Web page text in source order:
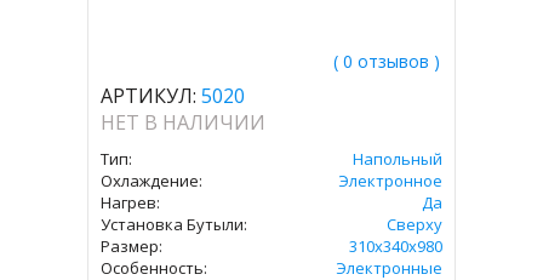
( 0 отзывов )
АРТИКУЛ: 5020
НЕТ В НАЛИЧИИ
Тип:
Напольный
Охлаждение:
Электронное
Нагрев:
Да
Установка Бутыли:
Сверху
Размер:
310х340х980
Особенность:
Электронные